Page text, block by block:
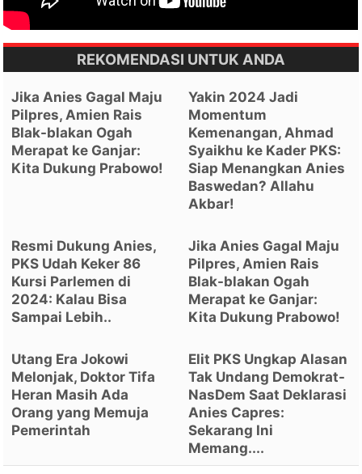
REKOMENDASI UNTUK ANDA
Jika Anies Gagal Maju
Pilpres, Amien Rais
Blak-blakan Ogah
Merapat ke Ganjar:
Kita Dukung Prabowo!
Yakin 2024 Jadi
Momentum
Kemenangan, Ahmad
Syaikhu ke Kader PKS:
Siap Menangkan Anies
Baswedan? Allahu
Akbar!
Resmi Dukung Anies,
PKS Udah Keker 86
Kursi Parlemen di
2024: Kalau Bisa
Sampai Lebih..
Jika Anies Gagal Maju
Pilpres, Amien Rais
Blak-blakan Ogah
Merapat ke Ganjar:
Kita Dukung Prabowo!
Utang Era Jokowi
Melonjak, Doktor Tifa
Heran Masih Ada
Orang yang Memuja
Pemerintah
Elit PKS Ungkap Alasan
Tak Undang Demokrat-
NasDem Saat Deklarasi
Anies Capres:
Sekarang Ini
Memang....